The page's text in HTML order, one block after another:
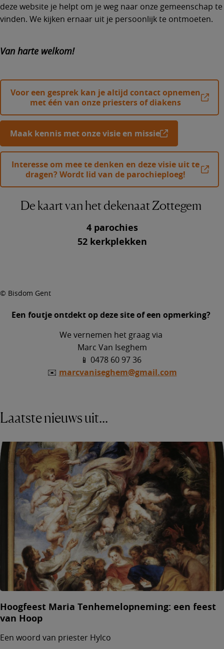
deze website je helpt om je weg naar onze gemeenschap te
vinden. We kijken ernaar uit je persoonlijk te ontmoeten.
Van harte welkom!
Voor een gesprek kan je altijd contact opnemen
met één van onze priesters of diakens
Maak kennis met onze visie en missie
Interesse om mee te denken en deze visie uit te
dragen? Wordt lid van de parochieploeg!
De kaart van het dekenaat Zottegem
4 parochies
52 kerkplekken
© Bisdom Gent
Een foutje ontdekt op deze site of een opmerking?
We vernemen het graag via
Marc Van Iseghem
📱 0478 60 97 36
✉️ marcvaniseghem@gmail.com
Laatste nieuws uit...
Hoogfeest Maria Tenhemelopneming: een feest
van Hoop
Een woord van priester Hylco